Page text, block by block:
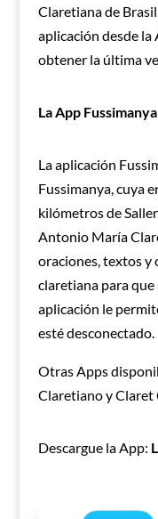
Claretiana de
aplicación desde la
obtener la última
La App Fussimanya
La aplicación
Fussimanya, cuya
kilómetros de
Antonio María
oraciones, textos y
claretiana para que
aplicación le
esté desconectado.
Otras Apps
Claretiano y Claret
Descargue la App: